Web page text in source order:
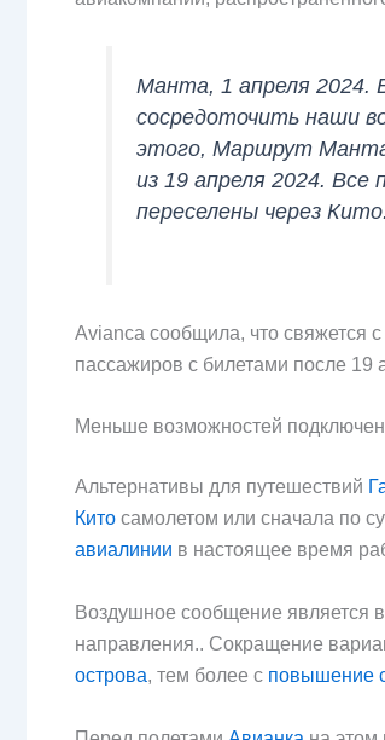
Манта, 1 апреля 2024.
сосредоточить наши
этого, Маршрут Манта
из 19 апреля 2024.
переселены через
Avianca сообщила, что свяжется
пассажиров с билетами после 19
Меньше возможностей
Альтернативы для путешествий
Кито самолетом или сначала по
авиалинии в настоящее время
Воздушное сообщение является
направления.. Сокращение
острова, тем более с повышение